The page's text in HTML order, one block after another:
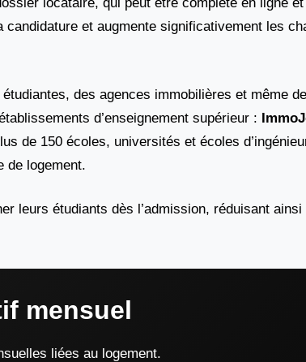
et augmente significativement les
des agences immobilières et même
d’enseignement supérieur :
de 150 écoles, universités et écoles
de logement.
leurs étudiants dès l’admission, réduisant
mensuel
liées au logement.